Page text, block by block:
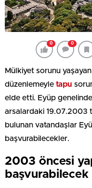
0 0
Mülkiyet sorunu
düzenlemeyle tapu
elde etti. Eyüp
arsalardaki 19.07.2003
bulunan vatandaşlar
başvurabilecekler.
2003 öncesi
başvurabilecek